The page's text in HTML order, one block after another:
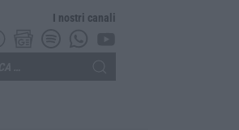
I nostri canali